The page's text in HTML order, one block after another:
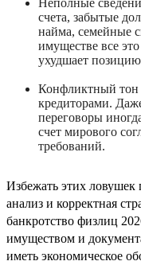
Неполные
счета, забытые
найма, семейные
имуществе все
ухудшает
Конфликтный тон
кредиторами.
переговоры
счет мирового
требований.
Избежать этих ловушек
анализ и корректная
банкротство физлиц
имуществом и
иметь экономическое